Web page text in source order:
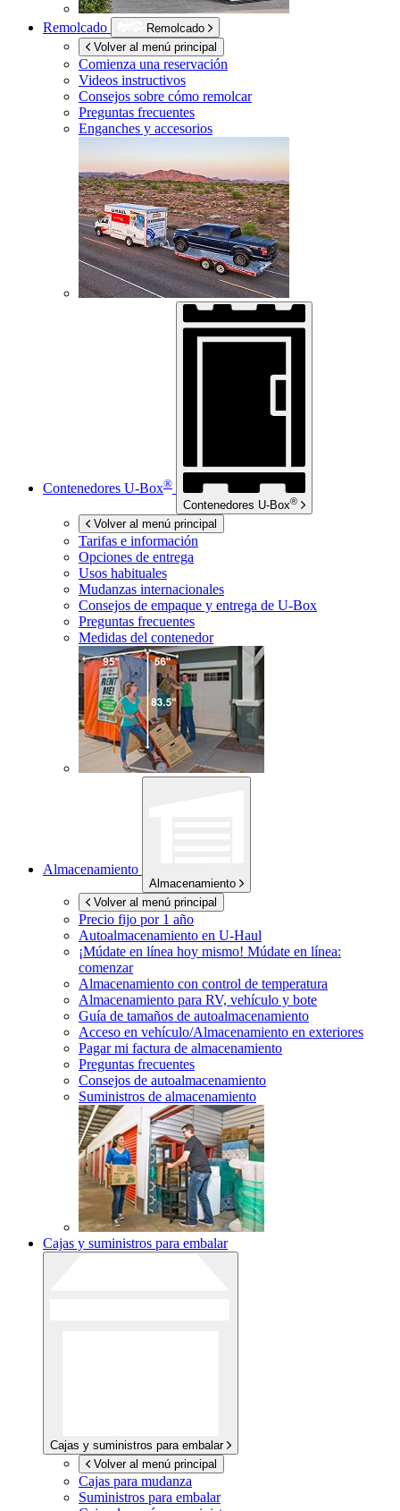
Remolcado
Remolcado
Volver al menú principal
Comienza una reservación
Videos instructivos
Consejos sobre cómo remolcar
Preguntas frecuentes
Enganches y accesorios
Contenedores U-Box®
Contenedores U-Box®
Volver al menú principal
Tarifas e información
Opciones de entrega
Usos habituales
Mudanzas internacionales
Consejos de empaque y entrega de U-Box
Preguntas frecuentes
Medidas del contenedor
Almacenamiento
Almacenamiento
Volver al menú principal
Precio fijo por 1 año
Autoalmacenamiento en U-Haul
¡Múdate en línea hoy mismo! Múdate en línea:
comenzar
Almacenamiento con control de temperatura
Almacenamiento para RV, vehículo y bote
Guía de tamaños de autoalmacenamiento
Acceso en vehículo/Almacenamiento en exteriores
Pagar mi factura de almacenamiento
Preguntas frecuentes
Consejos de autoalmacenamiento
Suministros de almacenamiento
Cajas y suministros para embalar
Cajas y suministros para embalar
Volver al menú principal
Cajas para mudanza
Suministros para embalar